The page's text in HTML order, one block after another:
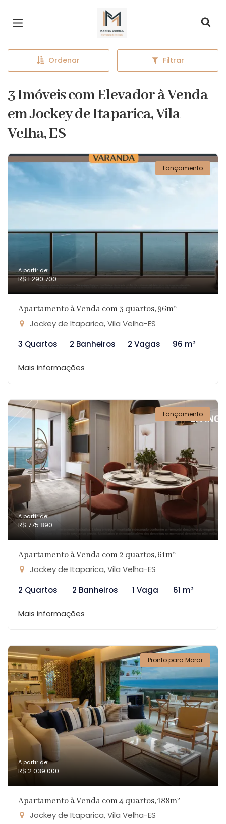
Página inicial
Ordenar Filtrar
3 Imóveis com Elevador à Venda
em Jockey de Itaparica, Vila
Velha, ES
Lançamento
A partir de:
R$ 1.290.700
Apartamento à Venda com 3 quartos, 96m²
Jockey de Itaparica, Vila Velha-ES
3 Quartos
2 Banheiros 2 Vagas 96 m²
Mais informações
Lançamento
A partir de:
R$ 775.890
Apartamento à Venda com 2 quartos, 61m²
Jockey de Itaparica, Vila Velha-ES
2 Quartos
2 Banheiros 1 Vaga 61 m²
Mais informações
Pronto para Morar
A partir de:
R$ 2.039.000
Apartamento à Venda com 4 quartos, 188m²
Jockey de Itaparica, Vila Velha-ES